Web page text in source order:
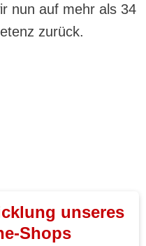
nun auf mehr als 34
zurück.
unseres
Shops